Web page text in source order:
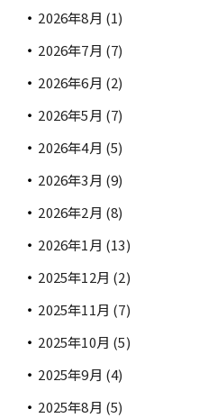
2026年8月 (1)
2026年7月 (7)
2026年6月 (2)
2026年5月 (7)
2026年4月 (5)
2026年3月 (9)
2026年2月 (8)
2026年1月 (13)
2025年12月 (2)
2025年11月 (7)
2025年10月 (5)
2025年9月 (4)
2025年8月 (5)